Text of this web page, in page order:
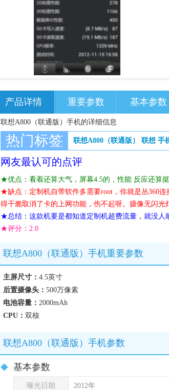
产品详情 重要参数 基本参数
联想A800（联通版）手机的详细信息
热门标签 联想A800（联通版） 联想 手
网友最认可的点评
★优点：看着还算大气，屏幕4.5的，性能 反应还算
★缺点：定制机自带软件多需要root，你就是丛360
得干脆取消了卡的上网功能，伤不起呀。摄像无闪光
★总结：这款机要是都知道定制机超费流量，就没人
★评分： 2.0
联想A800（联通版）手机重要参数
主屏尺寸： 4.5英寸
后置摄像头： 500万像素
电池容量： 2000mAh
CPU： 双核
联想A800（联通版）手机参数
基本参数
曝光日期 2012年